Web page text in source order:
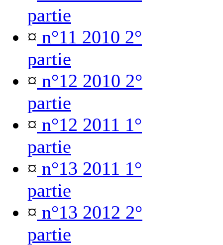
partie
¤ n°11 2010 2°
partie
¤ n°12 2010 2°
partie
¤ n°12 2011 1°
partie
¤ n°13 2011 1°
partie
¤ n°13 2012 2°
partie